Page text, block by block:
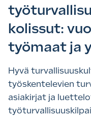
kolissut:
työmaat ja
Hyvä
työskentelevien
asiakirjat ja